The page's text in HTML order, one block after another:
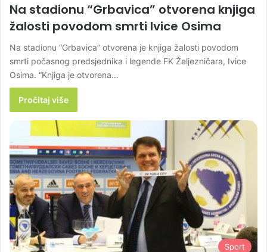
Na stadionu “Grbavica” otvorena knjiga
žalosti povodom smrti Ivice Osima
Na stadionu “Grbavica” otvorena je knjiga žalosti povodom
smrti počasnog predsjednika i legende FK Željezničara, Ivice
Osima. “Knjiga je otvorena…
Pročitaj više
Sport